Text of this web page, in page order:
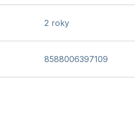
2 roky
8588006397109